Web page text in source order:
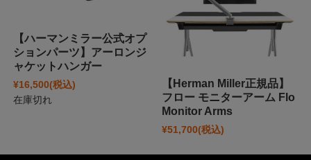
【ハーマンミラー公式オプ
ションパーツ】アーロンジ
ャケットハンガー
¥16,500(税込)
在庫切れ
【Herman Miller正規品】
フロー モニターアーム Flo
Monitor Arms
¥51,700(税込)